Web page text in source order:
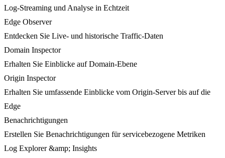
Log-Streaming und Analyse in Echtzeit
Edge Observer
Entdecken Sie Live- und historische Traffic-Daten
Domain Inspector
Erhalten Sie Einblicke auf Domain-Ebene
Origin Inspector
Erhalten Sie umfassende Einblicke vom Origin-Server bis auf die
Edge
Benachrichtigungen
Erstellen Sie Benachrichtigungen für servicebezogene Metriken
Log Explorer &amp; Insights